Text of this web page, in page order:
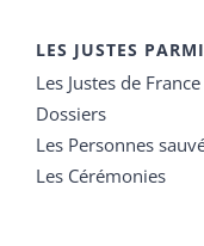
LES JUSTES
Les Justes de France
Dossiers
Les Personnes
Les Cérémonies